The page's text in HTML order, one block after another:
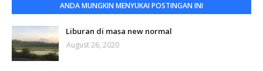
ANDA MUNGKIN MENYUKAI POSTINGAN INI
Liburan di masa new normal
August 26, 2020